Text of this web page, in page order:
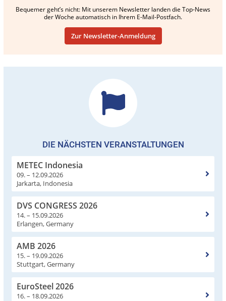
Bequemer geht’s nicht: Mit unserem Newsletter landen die Top-News
der Woche automatisch in Ihrem E-Mail-Postfach.
Zur Newsletter-Anmeldung
DIE NÄCHSTEN VERANSTALTUNGEN
METEC Indonesia
09. – 12.09.2026
Jarkarta, Indonesia
DVS CONGRESS 2026
14. – 15.09.2026
Erlangen, Germany
AMB 2026
15. – 19.09.2026
Stuttgart, Germany
EuroSteel 2026
16. – 18.09.2026